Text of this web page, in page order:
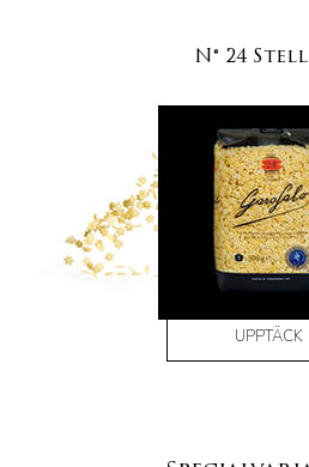
N° 24
UPPTÄCK